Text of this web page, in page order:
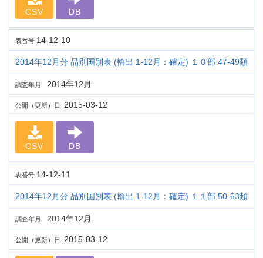
CSV DB
表番号 14-12-10
2014年12月分 品別国別表 (輸出 1-12月：確定) １０部 47-49類
調査年月 2014年12月
公開（更新）日 2015-03-12
CSV DB
表番号 14-12-11
2014年12月分 品別国別表 (輸出 1-12月：確定) １１部 50-63類
調査年月 2014年12月
公開（更新）日 2015-03-12